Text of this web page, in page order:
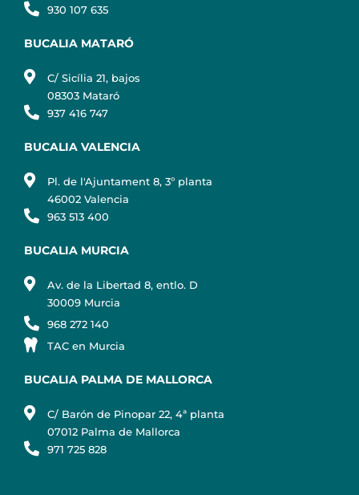
930 107 635
BUCALIA MATARÓ
C/ Sicília 21, bajos
08303 Mataró
937 416 747
BUCALIA VALENCIA
Pl. de l'Ajuntament 8, 3º planta
46002 Valencia
963 513 400
BUCALIA MURCIA
Av. de la Libertad 8, entlo. D
30009 Murcia
968 272 140
TAC en Murcia
BUCALIA PALMA DE MALLORCA
C/ Barón de Pinopar 22, 4ª planta
07012 Palma de Mallorca
971 725 828